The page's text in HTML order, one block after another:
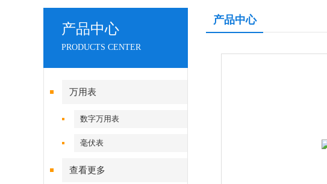
产品中心
PRODUCTS CENTER
万用表
数字万用表
毫伏表
查看更多
产品中心